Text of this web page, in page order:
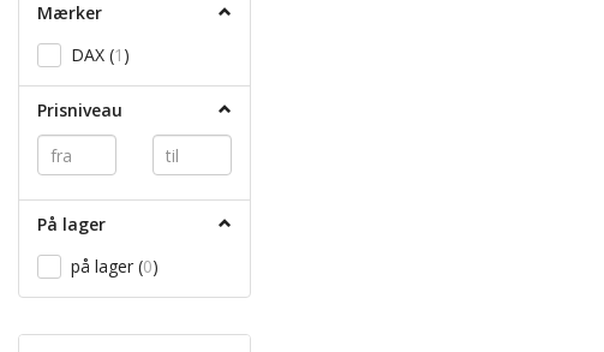
Mærker
DAX (1 )
Prisniveau
På lager
på lager (0)